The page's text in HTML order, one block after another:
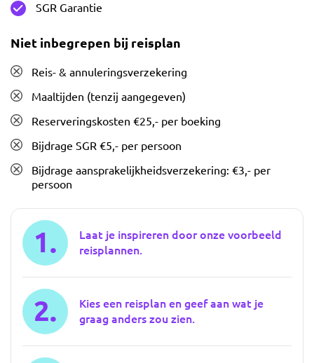
SGR Garantie
Niet inbegrepen bij reisplan
Reis- & annuleringsverzekering
Maaltijden (tenzij aangegeven)
Reserveringskosten €25,- per boeking
Bijdrage SGR €5,- per persoon
Bijdrage aansprakelijkheidsverzekering: €3,- per
persoon
1.
Laat je inspireren door onze voorbeeld
reisplannen.
2.
Kies een reisplan en geef aan wat je
graag anders zou zien.